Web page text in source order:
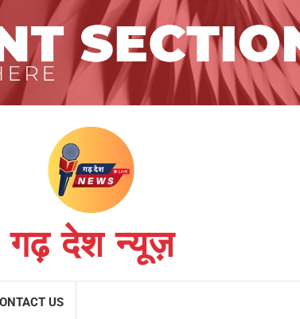
गढ़ देश न्यूज़
US